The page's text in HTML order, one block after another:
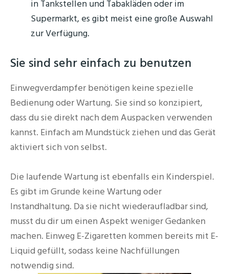
in Tankstellen und Tabakläden oder im
Supermarkt, es gibt meist eine große Auswahl
zur Verfügung.
Sie sind sehr einfach zu benutzen
Einwegverdampfer benötigen keine spezielle
Bedienung oder Wartung. Sie sind so konzipiert,
dass du sie direkt nach dem Auspacken verwenden
kannst. Einfach am Mundstück ziehen und das Gerät
aktiviert sich von selbst.
Die laufende Wartung ist ebenfalls ein Kinderspiel.
Es gibt im Grunde keine Wartung oder
Instandhaltung. Da sie nicht wiederaufladbar sind,
musst du dir um einen Aspekt weniger Gedanken
machen. Einweg E-Zigaretten kommen bereits mit E-
Liquid gefüllt, sodass keine Nachfüllungen
notwendig sind.